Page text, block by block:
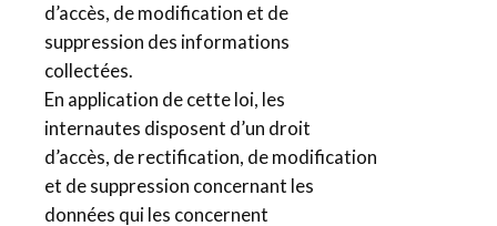
d’accès, de modification et de
suppression des informations
collectées.
En application de cette loi, les
internautes disposent d’un droit
d’accès, de rectification, de modification
et de suppression concernant les
données qui les concernent